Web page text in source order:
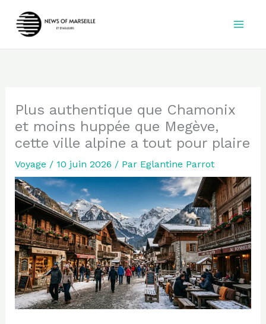
Plus authentique que Chamonix
et moins huppée que Megève,
cette ville alpine a tout pour plaire
Voyage / 10 juin 2026 / Par Eglantine Parrot